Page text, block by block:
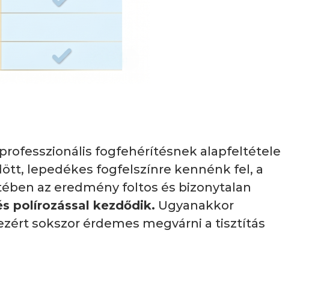
fogfehérítésnek alapfeltétele
lepedékes fogfelszínre kennénk fel, a
az eredmény foltos és bizonytalan
polírozással kezdődik. Ugyanakkor
sokszor érdemes megvárni a tisztítás